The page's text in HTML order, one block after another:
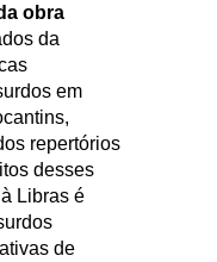
obra
da
em
repertórios
desses
Libras é
de